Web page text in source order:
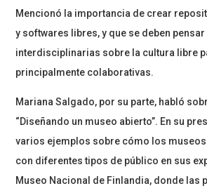
Mencionó la importancia de crear
y softwares libres, y que se deben
interdisciplinarias sobre la cultura libre
principalmente colaborativas.
Mariana Salgado, por su parte, habló
“Diseñando un museo abierto”. En su
varios ejemplos sobre cómo los
con diferentes tipos de público en sus
Museo Nacional de Finlandia, donde las